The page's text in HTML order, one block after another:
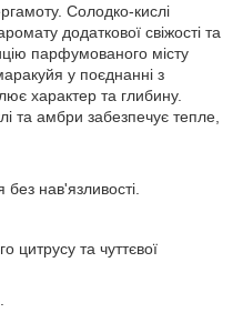
Солодко-кислі
додаткової свіжості та
парфумованого місту
у поєднанні з
характер та глибину.
та амбри забезпечує тепле,
нав'язливості.
цитрусу та чуттєвої